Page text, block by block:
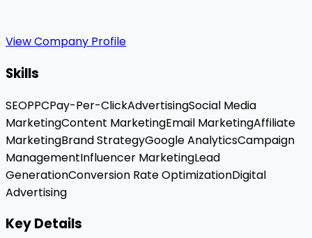
View Company Profile
Skills
SEOPPCPay-Per-ClickAdvertisingSocial Media
MarketingContent MarketingEmail MarketingAffiliate
MarketingBrand StrategyGoogle AnalyticsCampaign
ManagementInfluencer MarketingLead
GenerationConversion Rate OptimizationDigital
Advertising
Key Details